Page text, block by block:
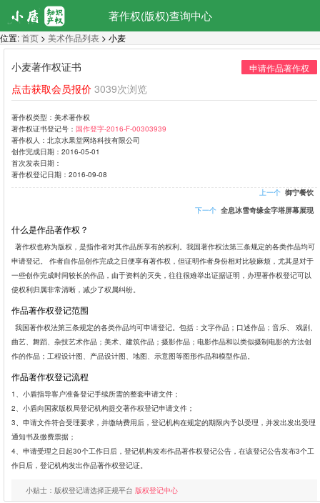
著作权(版权)查询中心
位置:首页 > 美术作品列表 > 小麦
小麦著作权证书 申请作品著作权
点击获取会员报价 3039次浏览
著作权类型： 美术著作权
著作权证书登记号： 国作登字-2016-F-00303939
著作权人： 北京水果堂网络科技有限公司
创作完成日期： 2016-05-01
首次发表日期：
著作权登记日期： 2016-09-08
上一个 御宁餐饮
下一个 全息冰雪奇缘金字塔屏幕展现
什么是作品著作权？
著作权也称为版权，是指作者对其作品所享有的权利。我国著作权法第三条规定的各类作品均可
申请登记。 作者自作品创作完成之日便享有著作权，但证明作者身份相对比较麻烦，尤其是对于
一些创作完成时间较长的作品，由于资料的灭失，往往很难举出证据证明，办理著作权登记可以
使权利归属非常清晰，减少了权属纠纷。
作品著作权登记范围
我国著作权法第三条规定的各类作品均可申请登记。包括：文字作品；口述作品；音乐、 戏剧、
曲艺、舞蹈、杂技艺术作品；美术、建筑作品；摄影作品；电影作品和以类似摄制电影的方法创
作的作品；工程设计图、产品设计图、地图、示意图等图形作品和模型作品。
作品著作权登记流程
1、小盾指导客户准备登记手续所需的整套申请文件；
2、小盾向国家版权局登记机构提交著作权登记申请文件；
3、申请文件符合受理要求，并缴纳费用后，登记机构在规定的期限内予以受理，并发出发出受理
通知书及缴费票据；
4、申请受理之日起30个工作日后，登记机构发布作品著作权登记公告，在该登记公告发布3个工
作日后，登记机构发出作品著作权登记证。
小贴士：版权登记请选择正规平台 版权登记中心